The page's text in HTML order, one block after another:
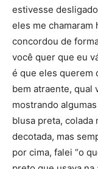
estivesse
eles me chamaram
concordou de
você quer que eu
é que eles querem
bem atraente, qual
mostrando
blusa preta, colada
decotada, mas
por cima, falei “o